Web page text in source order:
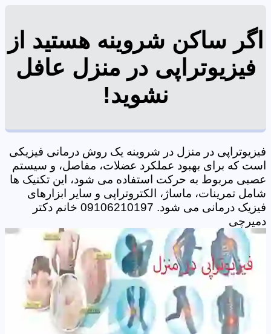
اگر ساکن شروینه هستید از
فیزیوتراپی در منزل عافل
نشوید!
فیزیوتراپی در منزل در شروینه یک روش درمانی فیزیکی
است که برای بهبود عملکرد عضلات، مفاصل، و سیستم
عصبی مربوط به حرکت استفاده می شود، این تکنیک ها
شامل تمرینات، ماساژ، الکتروتراپی و سایر ابزارهای
فیزیک درمانی می شود. 09106210197 خانم دکتر
دمیرچی